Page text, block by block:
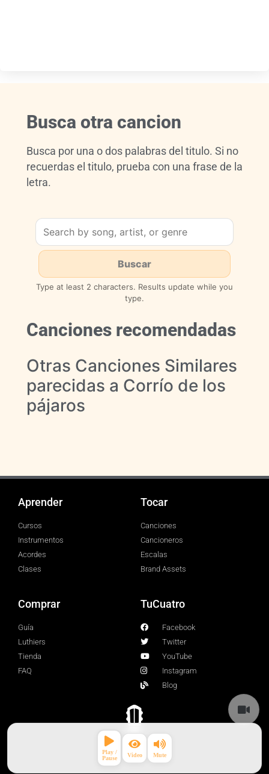
Busca otra cancion
Busca por una o dos palabras del titulo. Si no
recuerdas el titulo, prueba con una frase de la
letra.
Type at least 2 characters. Results update while you
type.
Canciones recomendadas
Otras Canciones Similares
parecidas a Corrío de los
pájaros
Aprender
Cursos
Instrumentos
Acordes
Clases
Tocar
Canciones
Cancioneros
Escalas
Brand Assets
Comprar
Guía
Luthiers
Tienda
FAQ
TuCuatro
Facebook
Twitter
YouTube
Instagram
Blog
© 2026 TuCuatro Corp. All rights Reserved.